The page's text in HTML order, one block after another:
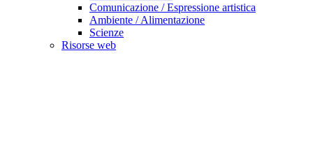
Comunicazione / Espressione artistica
Ambiente / Alimentazione
Scienze
Risorse web